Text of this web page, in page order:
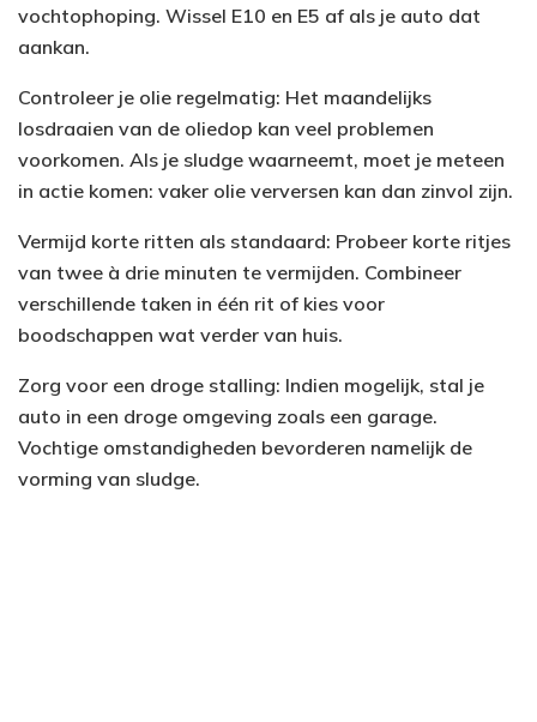
vochtophoping. Wissel E10 en E5 af als je auto dat
aankan.
Controleer je olie regelmatig: Het maandelijks
losdraaien van de oliedop kan veel problemen
voorkomen. Als je sludge waarneemt, moet je meteen
in actie komen: vaker olie verversen kan dan zinvol zijn.
Vermijd korte ritten als standaard: Probeer korte ritjes
van twee à drie minuten te vermijden. Combineer
verschillende taken in één rit of kies voor
boodschappen wat verder van huis.
Zorg voor een droge stalling: Indien mogelijk, stal je
auto in een droge omgeving zoals een garage.
Vochtige omstandigheden bevorderen namelijk de
vorming van sludge.